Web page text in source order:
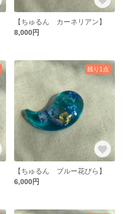
【ちゅるん カーネリアン】
8,000円
残り1点
【ちゅるん ブルー花びら】
6,000円